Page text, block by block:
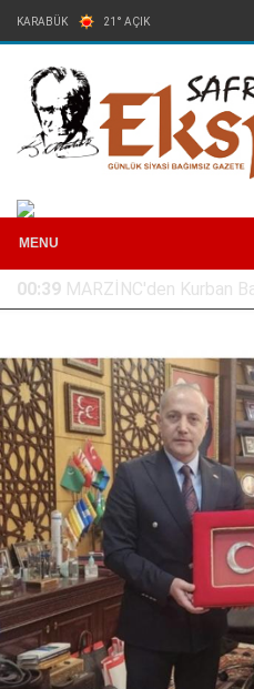
KARABÜK 21° AÇIK
MENU
05:07 CHP’Lİ AKAY MİTİNG
MAYIS’TA MEYDANDA